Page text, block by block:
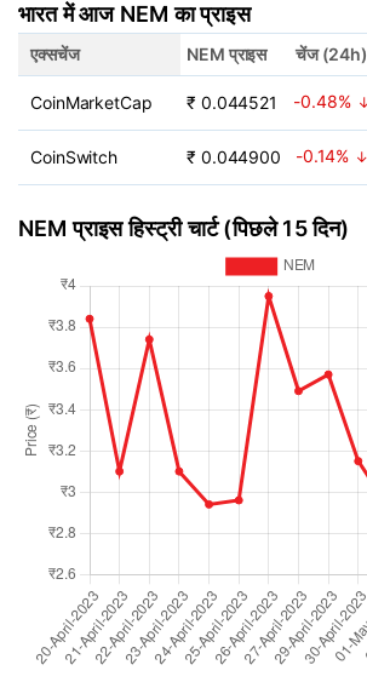
भारत में आज NEM का प्राइस
एक्सचेंज NEM प्राइस चेंज (24h)
CoinMarketCap ₹ 0.044521 -0.48%
CoinSwitch ₹ 0.044900 -0.14%
NEM प्राइस हिस्ट्री चार्ट (पिछले 15 दिन)